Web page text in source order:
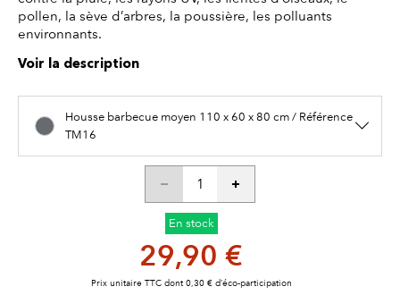
pollen, la sève d’arbres, la poussière, les polluants
environnants.
Voir la description
Housse barbecue moyen 110 x 60 x 80 cm / Référence
TM16
En stock
29,90 €
Prix unitaire TTC dont 0,30 € d’éco-participation